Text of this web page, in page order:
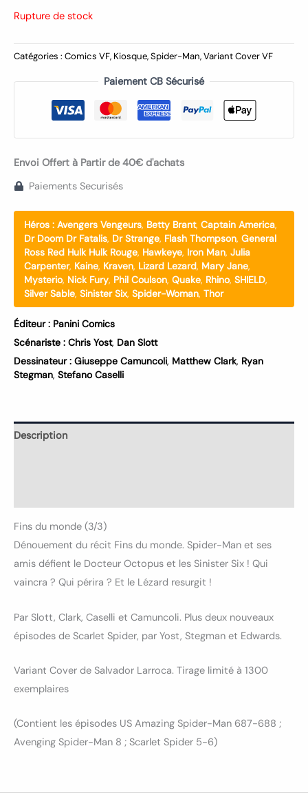
Rupture de stock
Catégories : Comics VF, Kiosque,Spider-Man,Variant Cover VF
Paiement CB Sécurisé
Envoi Offert à Partir de 40€ d'achats
Paiements Securisés
Héros : Avengers Vengeurs, Betty Brant, Captain America,
Dr Doom Dr Fatalis, Dr Strange, Flash Thompson, General
Ross Red Hulk Hulk Rouge, Hawkeye, Iron Man, Julia
Carpenter, Kaine, Kraven, Lizard Lezard, Mary Jane,
Mysterio, Nick Fury, Phil Coulson, Quake, Rhino, SHIELD,
Silver Sable, Sinister Six, Spider-Woman, Thor
Éditeur : Panini Comics
Scénariste : Chris Yost, Dan Slott
Dessinateur : Giuseppe Camuncoli, Matthew Clark, Ryan
Stegman, Stefano Caselli
Description
Fins du monde (3/3)
Dénouement du récit Fins du monde. Spider-Man et ses
amis défient le Docteur Octopus et les Sinister Six ! Qui
vaincra ? Qui périra ? Et le Lézard resurgit !
Par Slott, Clark, Caselli et Camuncoli. Plus deux nouveaux
épisodes de Scarlet Spider, par Yost, Stegman et Edwards.
Variant Cover de Salvador Larroca. Tirage limité à 1300
exemplaires
(Contient les épisodes US Amazing Spider-Man 687-688 ;
Avenging Spider-Man 8 ; Scarlet Spider 5-6)